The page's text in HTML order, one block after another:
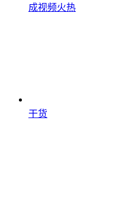
成视频火热
干货